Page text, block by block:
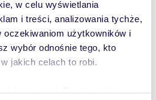
w celu wyświetlania
i treści, analizowania tychże,
oczekiwaniom użytkowników i
wybór odnośnie tego, kto
jakich celach to robi.
alarmowy z
W salonie czynny
ciepła. Ogrzewanie
dwufunkcyjnym. W
wodę deszczową oraz
roślin. Zamontowane
wodę.
się z
Tobą